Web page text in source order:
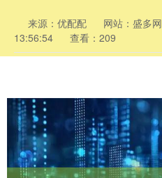
来源：优配配 网站：盛多网
13:56:54
查看：209